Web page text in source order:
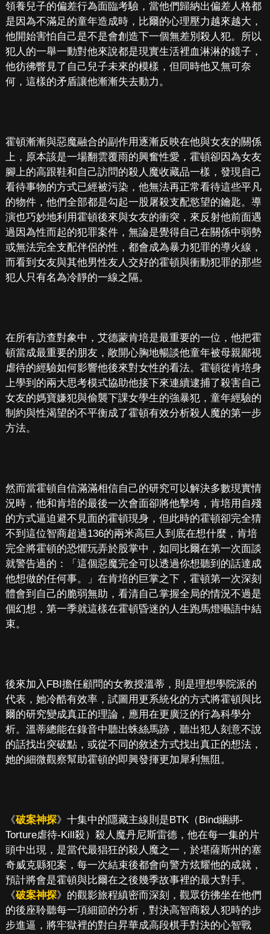
領養兒子的偏差行為面臨考驗，當他們歸納出偏差人格都
是因為不滿足的童年造成時，比爾的心理壓力越來越大，
他開始害怕自己是不是會創造下一個無差別殺人犯。所以
犯人的一舉一動對他來說都是現實生活裡血淋淋的鏡子，
他彷彿瞥見了自己兒子未來的模樣，但同時他又無可奈
何，這樣的矛盾讓他漸漸失去動力。
霍頓漸漸與惡魔融合的副作用逐漸反映在他與女友的關係
上，原本該是一場翻雲覆雨的興奮性愛，霍頓卻因為女友
腳上的高跟鞋和自己訪問的殺人魔收藏品一樣，發現自己
看待事物的方式已經被污染，他無法再正常看待這些平凡
的物件，他們全部都是勾起一股屠殺支配慾望的鑰匙。導
演也巧妙地利用霍頓後來與女友的衝突，來反射他前面遇
過因為性而起的犯罪案件，無論是覺得自己在關係中弱勢
或無法完全支配伴侶的性，都會成為暴力犯罪的導火線，
而看到女友與其他男性友人交好的霍頓與衝動犯罪的那些
犯人只有名為冷靜的一線之隔。
在所有訪查對象中，艾德蒙肯培是最重要的一位，他把霍
頓當成最重要的朋友，敞開心胸地暢談他童年被母親鄙視
虐待的經驗如何影響他後來對女性的看法。霍頓從肯培身
上學到的兩大思考模式協助他接下來連續逮捕了殺害自己
女友的媽寶嫌犯與偷襲下課女學生的強暴犯，童年經驗的
制約與性渴望的不平衡成了霍頓有效分析殺人魔的第一步
方法。
然而當霍頓自信滿滿相信自己的研究可以解決多數現實情
況時，他和肯培的最後一次會面卻將他擊垮，肯培用自殘
的方式逼迫避不見面的霍頓現身，但此時的霍頓卻完全猜
不到這位智商超過136的兩米高巨人到底在想什麼，肯培
完全將霍頓的恐懼玩弄於股掌中，如同比爾在第一次面談
就警告過的：「這個惡魔完全可以透過你想聽到的話達成
他想做的任何事。」在肯培的巨掌之下，霍頓第一次深刻
體會到自己的脆弱無助，看清自己掌握全局的情況不過是
個幻想，第一季就這樣在霍頓昏迷的人生跑馬燈囈語中結
束。
後來加入FBI擔任顧問的女教授溫蒂，則是理想學院派的
代表，她冷酷有效率，試圖用更系統化的方式將霍頓與比
爾的研究變成真正的理論，應用在更廣泛的行為科學分
析。溫蒂總能在錄音中聽出蛛絲馬跡，聽出犯人刻意不說
的話找出突破點，或從不同的敘述方式找出真正的想法，
她的細微觀察幫助霍頓的即興發揮更加犀利無阻。
《破案神探》十集中的隱藏主線則是BTK（Bind綑綁-
Torture虐待-Kill殺）殺人魔丹尼斯雷德，他在每一集的片
頭中出現，是當代最猖狂的殺人魔之一，於堪薩斯州的塞
奇威克縣犯案，每一次結束後都會向警方炫耀他的成就，
預計將會是霍頓與比爾在之後幾季故事裡的最大對手。
《破案神探》的觀影旅程縝密而深刻，觀眾彷彿坐在他們
的後座聆聽每一項細節的分析，對決高智商殺人犯時的步
步進逼，將牢獄裡的對白昇華成高段棋手對決的心智戰